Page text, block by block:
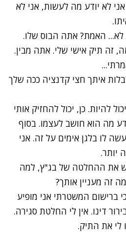
לא יודע מה לעשות, אני לא
האמת? אתה הבוס שלו.
זה תיק אישי שלי. אתה מבין.
איתך חצי קדנציה ככה שלך
להיות. כן, יכול להחזיק אותי
מה הוא חושב לעצמו. בסוף
לו בלגן אימים על זה. אני
יותר.
את ההחלטה של בג"ץ, למה
זה מעניין אותך?
ברישום המשטרתי אני מופיע
דינו. אין לי החלטת סגירה.
לי את התיק.